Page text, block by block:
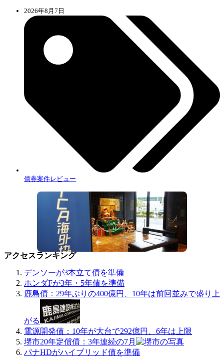
2026年8月7日
債券案件レビュー
アクセスランキング
デンソーが3本立て債を準備
ホンダFが3年・5年債を準備
鹿島債：29年ぶりの400億円、10年は前回並みで盛り上
がる
電源開発債：10年が大台で292億円、6年は上限
堺市20年定償債：3年連続の7月
パナHDがハイブリッド債を準備